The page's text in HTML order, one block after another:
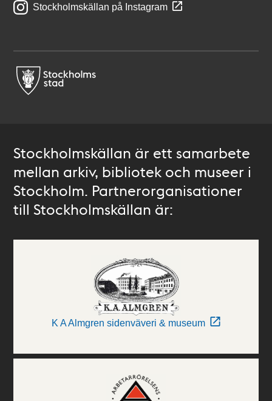
Stockholmskällan på Instagram
Stockholmskällan är ett samarbete
mellan arkiv, bibliotek och museer i
Stockholm. Partnerorganisationer
till Stockholmskällan är:
K A Almgren sidenväveri & museum